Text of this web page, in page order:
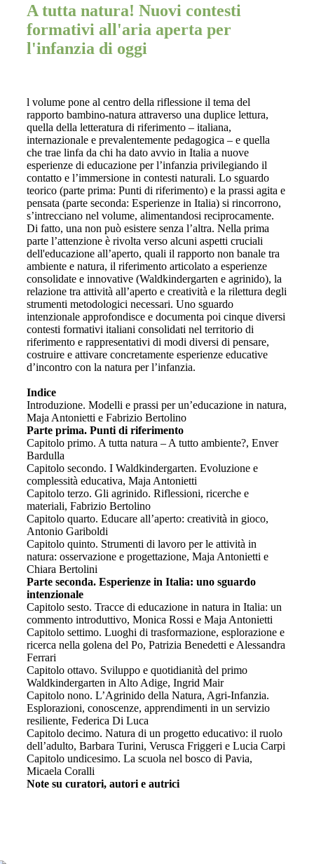
A tutta natura! Nuovi contesti
formativi all'aria aperta per
l'infanzia di oggi
l volume pone al centro della riflessione il tema del
rapporto bambino-natura attraverso una duplice lettura,
quella della letteratura di riferimento – italiana,
internazionale e prevalentemente pedagogica – e quella
che trae linfa da chi ha dato avvio in Italia a nuove
esperienze di educazione per l’infanzia privilegiando il
contatto e l’immersione in contesti naturali. Lo sguardo
teorico (parte prima: Punti di riferimento) e la prassi agita e
pensata (parte seconda: Esperienze in Italia) si rincorrono,
s’intrecciano nel volume, alimentandosi reciprocamente.
Di fatto, una non può esistere senza l’altra. Nella prima
parte l’attenzione è rivolta verso alcuni aspetti cruciali
dell'educazione all’aperto, quali il rapporto non banale tra
ambiente e natura, il riferimento articolato a esperienze
consolidate e innovative (Waldkindergarten e agrinido), la
relazione tra attività all’aperto e creatività e la rilettura degli
strumenti metodologici necessari. Uno sguardo
intenzionale approfondisce e documenta poi cinque diversi
contesti formativi italiani consolidati nel territorio di
riferimento e rappresentativi di modi diversi di pensare,
costruire e attivare concretamente esperienze educative
d’incontro con la natura per l’infanzia.
Indice
Introduzione. Modelli e prassi per un’educazione in natura,
Maja Antonietti e Fabrizio Bertolino
Parte prima. Punti di riferimento
Capitolo primo. A tutta natura – A tutto ambiente?, Enver
Bardulla
Capitolo secondo. I Waldkindergarten. Evoluzione e
complessità educativa, Maja Antonietti
Capitolo terzo. Gli agrinido. Riflessioni, ricerche e
materiali, Fabrizio Bertolino
Capitolo quarto. Educare all’aperto: creatività in gioco,
Antonio Gariboldi
Capitolo quinto. Strumenti di lavoro per le attività in
natura: osservazione e progettazione, Maja Antonietti e
Chiara Bertolini
Parte seconda. Esperienze in Italia: uno sguardo
intenzionale
Capitolo sesto. Tracce di educazione in natura in Italia: un
commento introduttivo, Monica Rossi e Maja Antonietti
Capitolo settimo. Luoghi di trasformazione, esplorazione e
ricerca nella golena del Po, Patrizia Benedetti e Alessandra
Ferrari
Capitolo ottavo. Sviluppo e quotidianità del primo
Waldkindergarten in Alto Adige, Ingrid Mair
Capitolo nono. L’Agrinido della Natura, Agri-Infanzia.
Esplorazioni, conoscenze, apprendimenti in un servizio
resiliente, Federica Di Luca
Capitolo decimo. Natura di un progetto educativo: il ruolo
dell’a​dulto, Barbara Turini, Verusca Friggeri e Lucia Carpi
Capitolo undicesimo. La scuola nel bosco di Pavia,
Micaela Coralli
Note su curatori, autori e autrici